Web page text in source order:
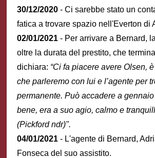
30/12/2020 - Ci sarebbe stato un
fatica a trovare spazio nell'Everton di
02/01/2021 - Per arrivare a Bernard,
oltre la durata del prestito, che
dichiara: “Ci fa piacere avere Olsen,
che parleremo con lui e l’agente per
permanente. Può accadere a
bene, era a suo agio, calmo e
(Pickford ndr)".
04/01/2021 - L'agente di Bernard,
Fonseca del suo assistito.